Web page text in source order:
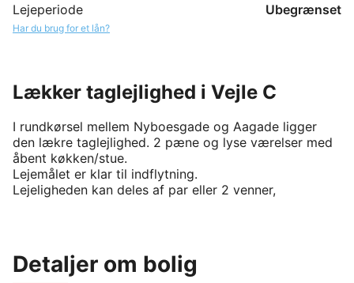
Lejeperiode
Ubegrænset
Har du brug for et lån?
Lækker taglejlighed i Vejle C
I rundkørsel mellem Nyboesgade og Aagade ligger
den lækre taglejlighed. 2 pæne og lyse værelser med
åbent køkken/stue.
Lejemålet er klar til indflytning.
Lejeligheden kan deles af par eller 2 venner,
Detaljer om bolig